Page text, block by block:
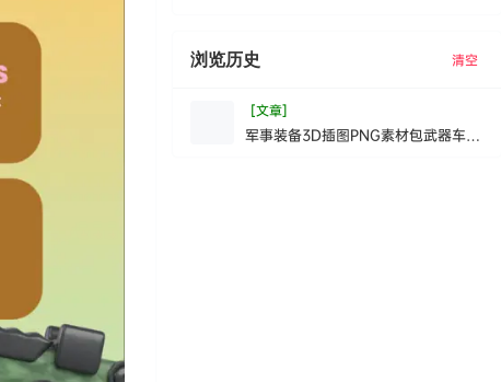
浏览历史 清空
[文章]
军事装备3D插图PNG素材包武器车辆